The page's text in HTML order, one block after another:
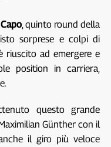
, quinto round della
sorprese e colpi di
riuscito ad emergere e
position in carriera,
questo grande
Günther con il
il giro più veloce